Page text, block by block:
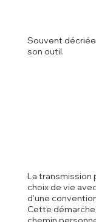
Souvent
son outil.
La transmission
choix de vie
d'une
Cette